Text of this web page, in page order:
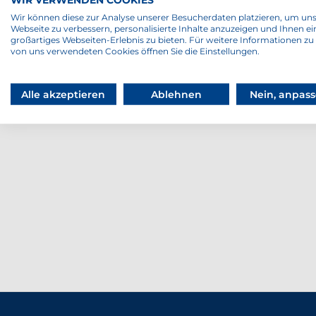
Tennisverband bedankt sich
PECO für die gro?z?gie
diesem Turnier.
Wir können diese zur Analyse unserer Besucherdaten platzieren, um
Webseite zu verbessern, personalisierte Inhalte anzuzeigen und Ihnen
großartiges Webseiten-Erlebnis zu bieten. Für weitere Informationen zu
von uns verwendeten Cookies öffnen Sie die Einstellungen.
Alle akzeptieren Ablehnen Nein,